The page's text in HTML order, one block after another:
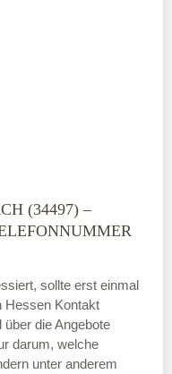
(34497) –
sollte erst einmal
Hessen Kontakt
die Angebote
darum, welche
unter anderem